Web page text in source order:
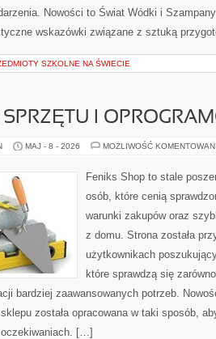
Nowości to Świat Wódki i
wskazówki związane z sztuką
SZKOLNE NA ŚWIECIE
SPRZĘTU I
MAJ - 8 - 2026 MOŻLIWOŚĆ
Feniks Shop to stale
osób, które cenią
warunki zakupów oraz
z domu. Strona została
użytkownikach
które sprawdzą się
bardziej zaawansowanych potrzeb.
została opracowana w taki sposób,
[…]